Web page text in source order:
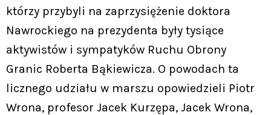
którzy przybyli na zaprzysiężenie doktora
Nawrockiego na prezydenta były tysiące
aktywistów i sympatyków Ruchu Obrony
Granic Roberta Bąkiewicza. O powodach ta
licznego udziału w marszu opowiedzieli Piotr
Wrona, profesor Jacek Kurzępa, Jacek Wrona,